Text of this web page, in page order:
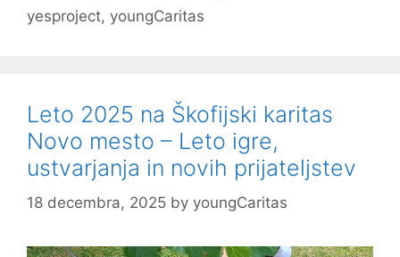
yesproject, youngCaritas
Leto 2025 na Škofijski karitas
Novo mesto – Leto igre,
ustvarjanja in novih prijateljstev
18 decembra, 2025 by youngCaritas